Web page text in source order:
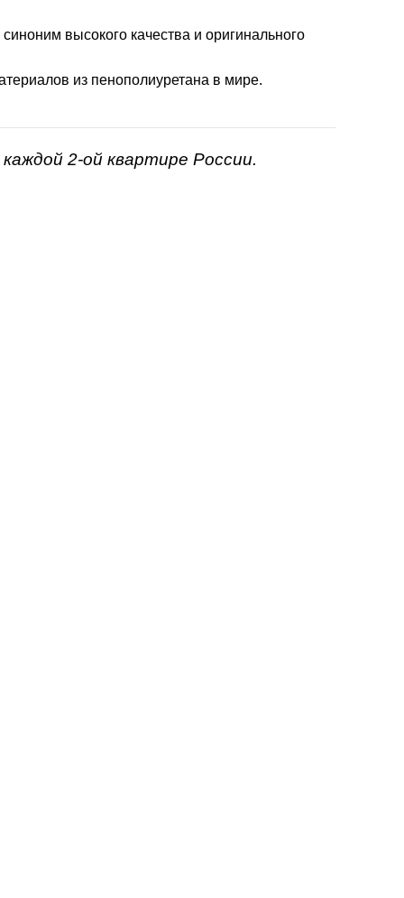
высокого качества и оригинального
из пенополиуретана в мире.
2-ой квартире России.